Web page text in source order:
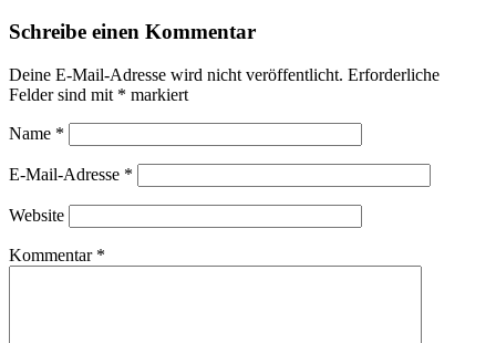
Schreibe einen Kommentar
Deine E-Mail-Adresse wird nicht veröffentlicht. Erforderliche
Felder sind mit * markiert
Name *
E-Mail-Adresse *
Website
Kommentar *